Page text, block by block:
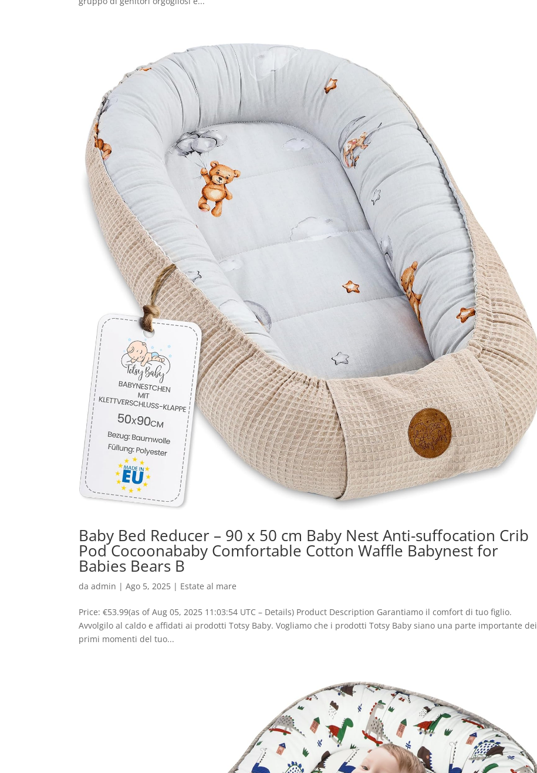
Baby Bed Reducer – 90 x 50 cm Baby Nest Anti-suffocation Crib
Pod Cocoonababy Comfortable Cotton Waffle Babynest for
Babies Bears B
daadmin |Ago 5, 2025 | Estate al mare
Price: €53.99(as of Aug 05, 2025 11:03:54 UTC – Details) Product Description Garantiamo il comfort di tuo figlio.
Avvolgilo al caldo e affidati ai prodotti Totsy Baby. Vogliamo che i prodotti Totsy Baby siano una parte importante dei
primi momenti del tuo...